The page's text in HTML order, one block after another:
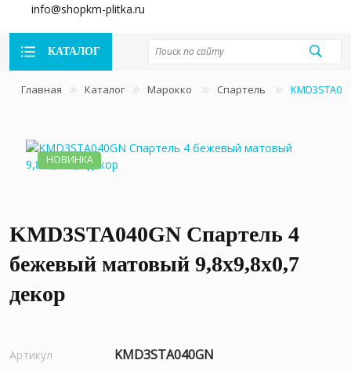
info@shopkm-plitka.ru
КАТАЛОГ
Главная Каталог Марокко Спартель
НОВИНКА
KMD3STA040GN Спартель 4
бежевый матовый 9,8x9,8x0,7
декор
Артикул KMD3STA040GN